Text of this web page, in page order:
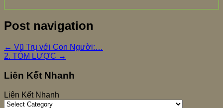
Post navigation
← Vũ Trụ với Con Người:…
2. TÓM LƯỢC →
Liên Kết Nhanh
Liên Kết Nhanh